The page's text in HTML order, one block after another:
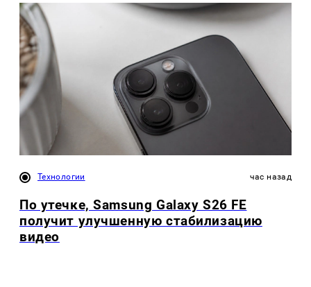
Технологии час назад
По утечке, Samsung Galaxy S26 FE
получит улучшенную стабилизацию
видео